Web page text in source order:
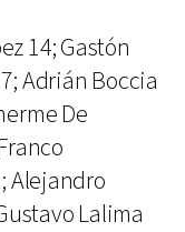
14; Gastón
Adrián Boccia
De
Alejandro
Lalima